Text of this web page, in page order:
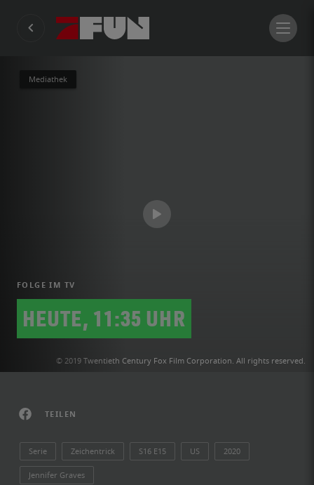
© 2019 Twentieth Century Fox Film Corporation. All rights reserved.
Mediathek
FOLGE IM TV
HEUTE, 11:35 UHR
TEILEN
Serie Zeichentrick S16 E15 US 2020
Jennifer Graves